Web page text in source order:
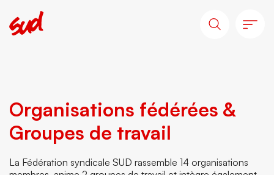
Organisations fédérées &
Groupes de travail
La Fédération syndicale SUD rassemble 14 organisations